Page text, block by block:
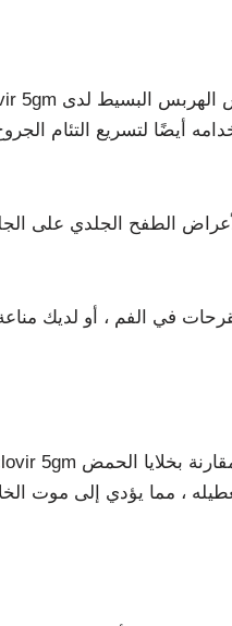
يمكن استخدامه أيضًا لتسريع
الطفح الجلدي على